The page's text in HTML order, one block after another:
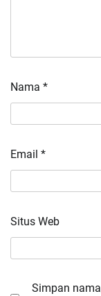
Nama *
Email *
Situs Web
Simpan